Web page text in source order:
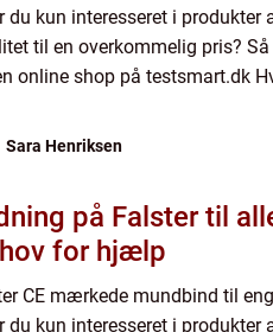
du kun interesseret i produkter
til en overkommelig pris?
online shop på testsmart.dk
Sara Henriksen
på Falster til
for hjælp
CE mærkede mundbind til
du kun interesseret i produkter